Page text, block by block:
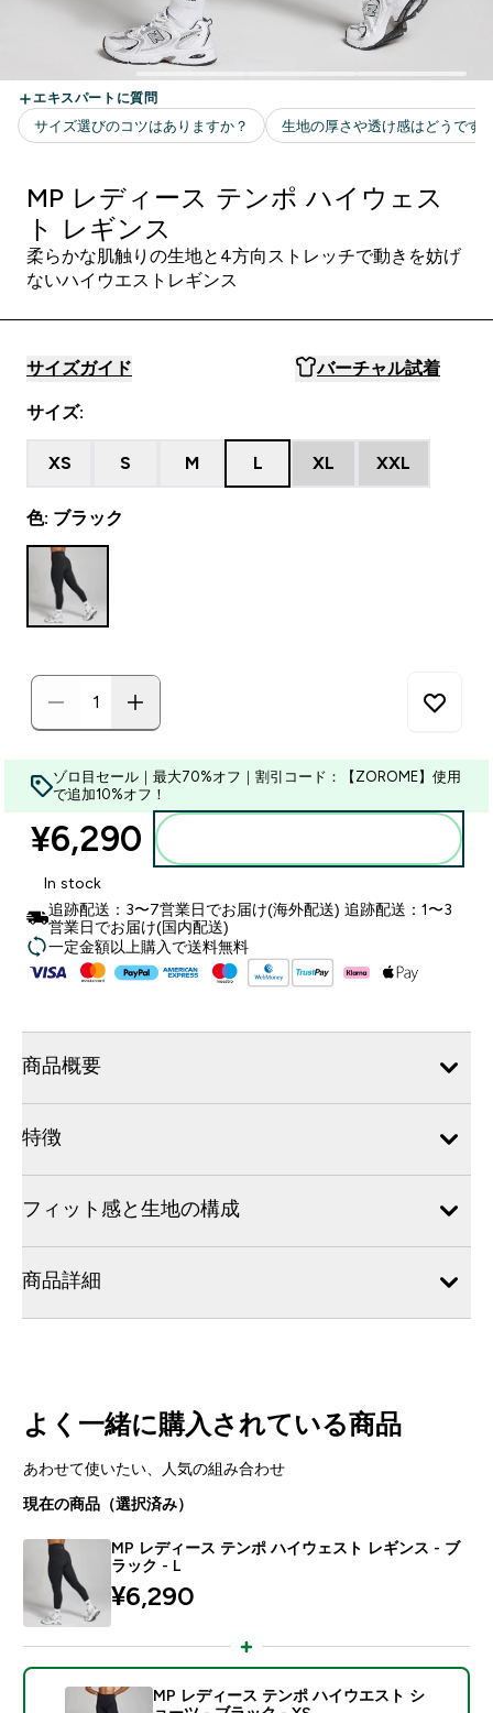
MP レディース テンポ ハイウェス
ト レギンス
柔らかな肌触りの生地と4方向ストレッチで動きを妨げ
ないハイウエストレギンス
サイズガイド バーチャル試着
サイズ:
XS S M L XL XXL
色: ブラック
ゾロ目セール｜最大70%オフ｜割引コード：【ZOROME】使用
で追加10%オフ！
¥6,290‎
In stock
追跡配送：3〜7営業日でお届け(海外配送) 追跡配送：1〜3
営業日でお届け(国内配送)
一定金額以上購入で送料無料
商品概要
特徴
フィット感と生地の構成
商品詳細
よく一緒に購入されている商品
あわせて使いたい、人気の組み合わせ
現在の商品（選択済み）
MP レディース テンポ ハイウェスト レギンス - ブ
ラック - L
¥6,290‎
MP レディース テンポ ハイウエスト シ